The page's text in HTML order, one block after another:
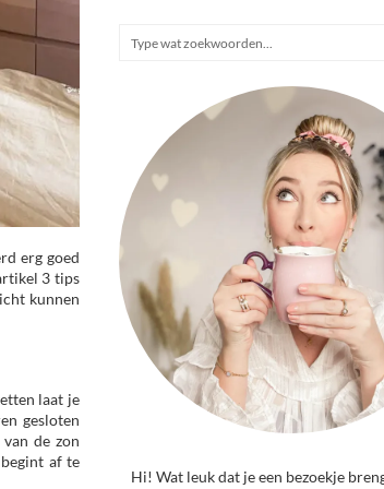
erg goed
3 tips
kunnen
laat je
gesloten
de zon
af te
Hi! Wat leuk dat je een bezoekje